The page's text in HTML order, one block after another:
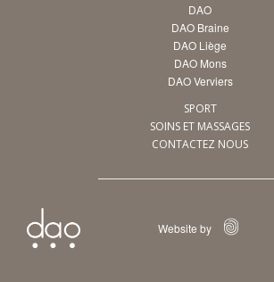
DAO
DAO Braine
DAO Liège
DAO Mons
DAO Verviers
SPORT
SOINS ET MASSAGES
CONTACTEZ NOUS
Website by